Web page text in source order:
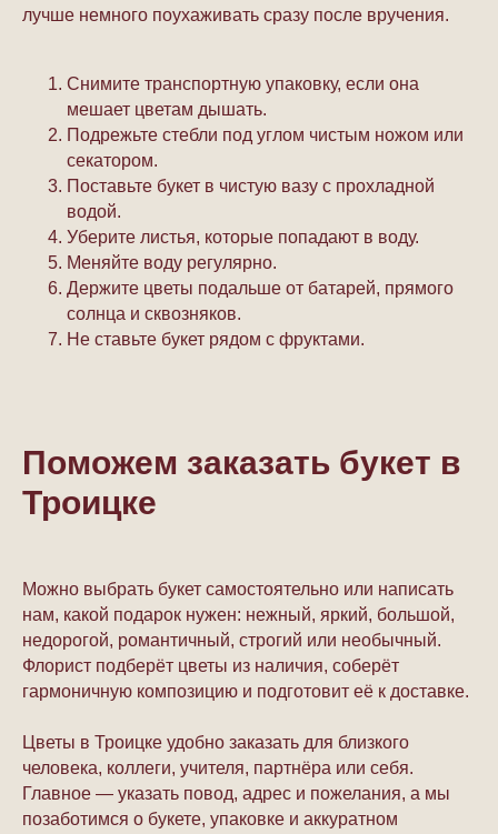
лучше немного поухаживать сразу после вручения.
Снимите транспортную упаковку, если она
мешает цветам дышать.
Подрежьте стебли под углом чистым ножом или
секатором.
Поставьте букет в чистую вазу с прохладной
водой.
Уберите листья, которые попадают в воду.
Меняйте воду регулярно.
Держите цветы подальше от батарей, прямого
солнца и сквозняков.
Не ставьте букет рядом с фруктами.
Поможем заказать букет в
Троицке
Можно выбрать букет самостоятельно или написать
нам, какой подарок нужен: нежный, яркий, большой,
недорогой, романтичный, строгий или необычный.
Флорист подберёт цветы из наличия, соберёт
гармоничную композицию и подготовит её к доставке.
Цветы в Троицке удобно заказать для близкого
человека, коллеги, учителя, партнёра или себя.
Главное — указать повод, адрес и пожелания, а мы
позаботимся о букете, упаковке и аккуратном